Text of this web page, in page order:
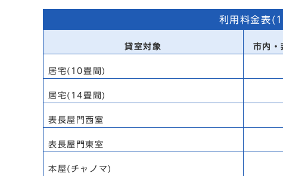
利用料金表
貸室対象 市内・
居宅(10畳間)
居宅(14畳間)
表長屋門西室
表長屋門東室
本屋(チャノマ)